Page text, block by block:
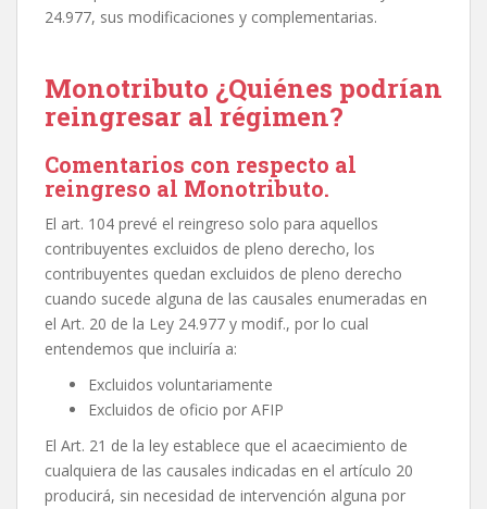
24.977, sus modificaciones y complementarias.
Monotributo ¿Quiénes podrían
reingresar al régimen?
Comentarios con respecto al
reingreso al Monotributo.
El art. 104 prevé el reingreso solo para aquellos
contribuyentes excluidos de pleno derecho, los
contribuyentes quedan excluidos de pleno derecho
cuando sucede alguna de las causales enumeradas en
el Art. 20 de la Ley 24.977 y modif., por lo cual
entendemos que incluiría a:
Excluidos voluntariamente
Excluidos de oficio por AFIP
El Art. 21 de la ley establece que el acaecimiento de
cualquiera de las causales indicadas en el artículo 20
producirá, sin necesidad de intervención alguna por